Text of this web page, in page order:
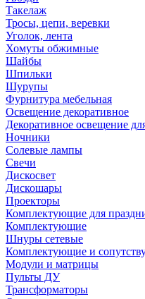
Такелаж
Тросы, цепи, веревки
Уголок, лента
Хомуты обжимные
Шайбы
Шпильки
Шурупы
Фурнитура мебельная
Освещение декоративное
Декоративное освещение
Ночники
Солевые лампы
Свечи
Дискосвет
Дискошары
Проекторы
Комплектующие для
Комплектующие
Шнуры сетевые
Комплектующие и
Модули и матрицы
Пульты ДУ
Трансформаторы